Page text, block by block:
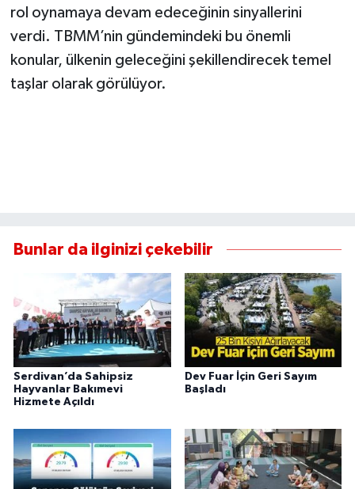
rol oynamaya devam edeceğinin sinyallerini
verdi. TBMM’nin gündemindeki bu önemli
konular, ülkenin geleceğini şekillendirecek temel
taşlar olarak görülüyor.
Bunlar da ilginizi çekebilir
Serdivan’da Sahipsiz
Hayvanlar Bakımevi
Hizmete Açıldı
Dev Fuar İçin Geri Sayım
Başladı